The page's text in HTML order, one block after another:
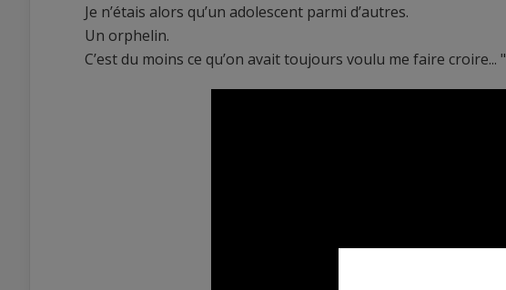
Je n’étais alors qu’un adolescent parmi d’autres.
Un orphelin.
C’est du moins ce qu’on avait toujours voulu me faire croire... "